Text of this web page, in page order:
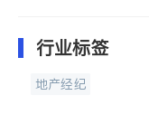
行业标签
地产经纪